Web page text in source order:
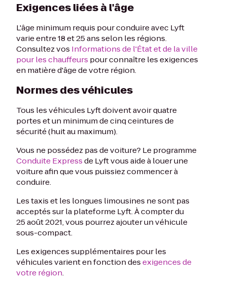
Exigences liées à l'âge
L'âge minimum requis pour conduire avec Lyft
varie entre 18 et 25 ans selon les régions.
Consultez vos Informations de l'État et de la ville
pour les chauffeurs pour connaître les exigences
en matière d'âge de votre région.
Normes des véhicules
Tous les véhicules Lyft doivent avoir quatre
portes et un minimum de cinq ceintures de
sécurité (huit au maximum).
Vous ne possédez pas de voiture? Le programme
Conduite Expressde Lyft vous aide à louer une
voiture afin que vous puissiez commencer à
conduire.
Les taxis et les longues limousines ne sont pas
acceptés sur la plateforme Lyft. À compter du
25 août 2021, vous pourrez ajouter un véhicule
sous-compact.
Les exigences supplémentaires pour les
véhicules varient en fonction desexigences de
votre région.